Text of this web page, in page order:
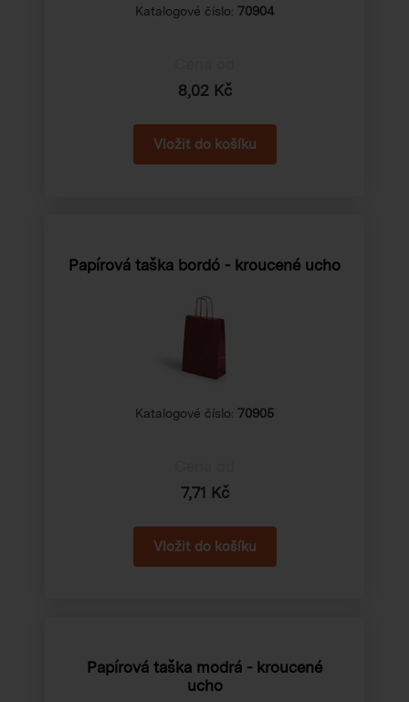
Katalogové číslo: 70904
8,02 Kč
Papírová taška bordó - kroucené ucho
Katalogové číslo: 70905
7,71 Kč
Papírová taška modrá - kroucené
ucho